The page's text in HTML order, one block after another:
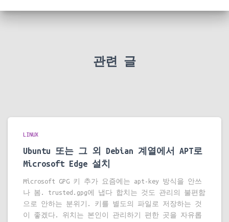
관련 글
LINUX
Ubuntu 또는 그 외 Debian 계열에서 APT로
Microsoft Edge 설치
Microsoft GPG 키 추가 요즘에는 apt-key 방식을 안쓰
나 봄. trusted.gpg에 냅다 합치는 것도 관리의 불편함
으로 안하는 분위기. 키를 별도의 파일로 저장하는 것
이 좋겠다. 위치는 본인이 관리하기 편한 곳을 자유롭